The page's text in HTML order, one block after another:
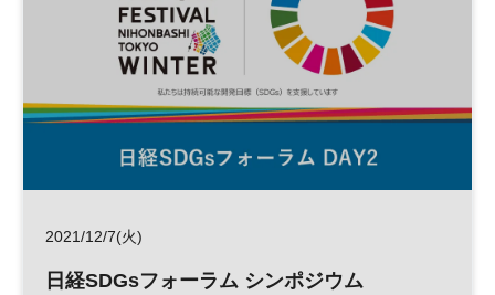
2021/12/7(火)
日経SDGsフォーラム シンポジウム